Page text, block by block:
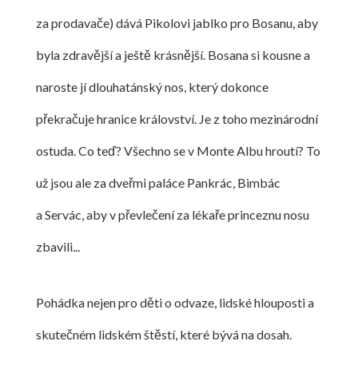
za prodavače) dává Pikolovi jablko pro Bosanu, aby
byla zdravější a ještě krásnější. Bosana si kousne a
naroste jí dlouhatánský nos, který dokonce
překračuje hranice království. Je z toho mezinárodní
ostuda. Co teď? Všechno se v Monte Albu hroutí? To
už jsou ale za dveřmi paláce Pankrác, Bimbác
a Servác, aby v převlečení za lékaře princeznu nosu
zbavili...
Pohádka nejen pro děti o odvaze, lidské hlouposti a
skutečném lidském štěstí, které bývá na dosah.